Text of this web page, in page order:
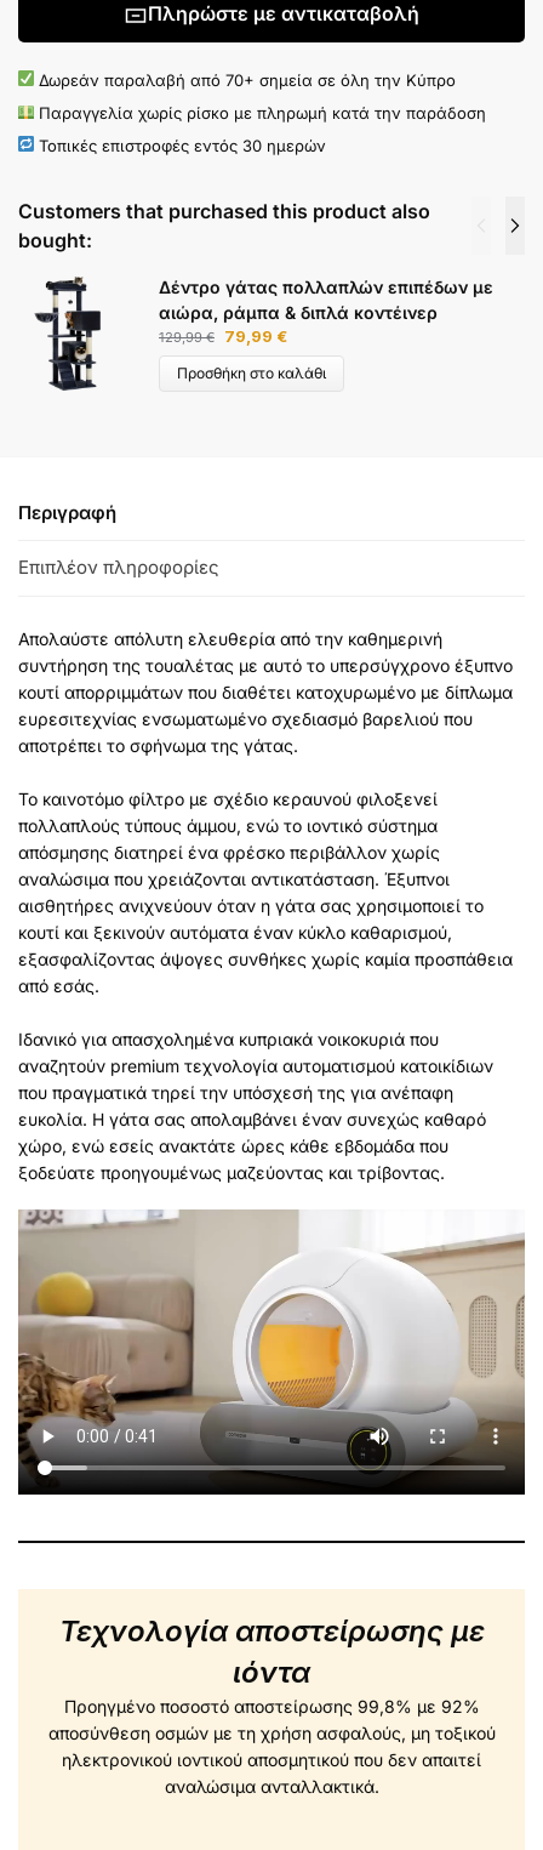
Πληρώστε με αντικαταβολή
Δωρεάν παραλαβή από 70+ σημεία σε όλη την Κύπρο
Παραγγελία χωρίς ρίσκο με πληρωμή κατά την παράδοση
Τοπικές επιστροφές εντός 30 ημερών
Customers that purchased this product also
bought:
Δέντρο γάτας πολλαπλών επιπέδων με
αιώρα, ράμπα & διπλά κοντέινερ
129,99€ 79,99 €
Προσθήκη στο καλάθι
Περιγραφή
Επιπλέον πληροφορίες
Απολαύστε απόλυτη ελευθερία από την καθημερινή
συντήρηση της τουαλέτας με αυτό το υπερσύγχρονο έξυπνο
κουτί απορριμμάτων που διαθέτει κατοχυρωμένο με δίπλωμα
ευρεσιτεχνίας ενσωματωμένο σχεδιασμό βαρελιού που
αποτρέπει το σφήνωμα της γάτας.
Το καινοτόμο φίλτρο με σχέδιο κεραυνού φιλοξενεί
πολλαπλούς τύπους άμμου, ενώ το ιοντικό σύστημα
απόσμησης διατηρεί ένα φρέσκο περιβάλλον χωρίς
αναλώσιμα που χρειάζονται αντικατάσταση. Έξυπνοι
αισθητήρες ανιχνεύουν όταν η γάτα σας χρησιμοποιεί το
κουτί και ξεκινούν αυτόματα έναν κύκλο καθαρισμού,
εξασφαλίζοντας άψογες συνθήκες χωρίς καμία προσπάθεια
από εσάς.
Ιδανικό για απασχολημένα κυπριακά νοικοκυριά που
αναζητούν premium τεχνολογία αυτοματισμού κατοικίδιων
που πραγματικά τηρεί την υπόσχεσή της για ανέπαφη
ευκολία. Η γάτα σας απολαμβάνει έναν συνεχώς καθαρό
χώρο, ενώ εσείς ανακτάτε ώρες κάθε εβδομάδα που
ξοδεύατε προηγουμένως μαζεύοντας και τρίβοντας.
Τεχνολογία αποστείρωσης με
ιόντα
Προηγμένο ποσοστό αποστείρωσης 99,8% με 92%
αποσύνθεση οσμών με τη χρήση ασφαλούς, μη τοξικού
ηλεκτρονικού ιοντικού αποσμητικού που δεν απαιτεί
αναλώσιμα ανταλλακτικά.